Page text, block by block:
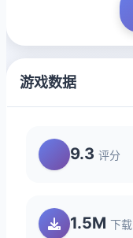
游戏数据
9.3 评分
1.5M 下载